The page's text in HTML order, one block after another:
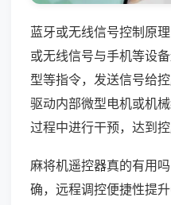
蓝牙或无线信号控制原
或无线信号与手机等设
型等指令，发送信号给
驱动内部微型电机或机
过程中进行干预，达到控
麻将机遥控器真的有用
确，远程调控便捷性提